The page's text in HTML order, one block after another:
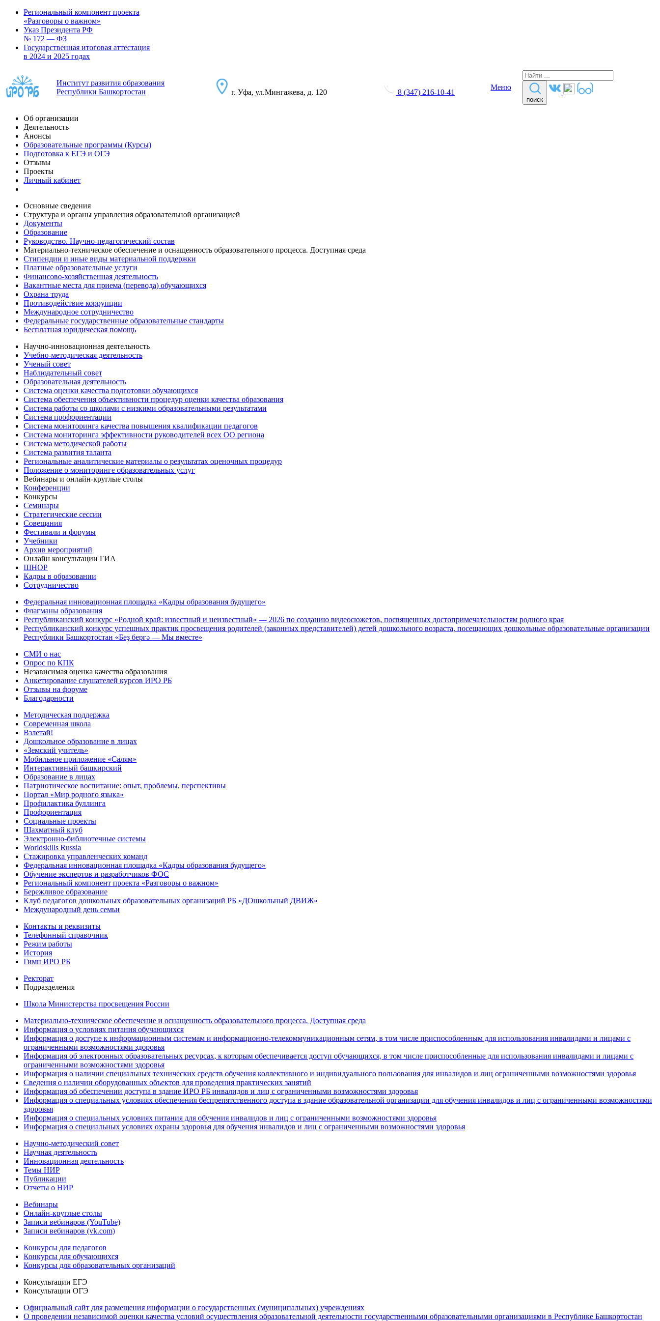
Региональный компонент проекта
«Разговоры о важном»
Указ Президента РФ
№ 172 — ФЗ
Государственная итоговая аттестация
в 2024 и 2025 годах
Институт развития образования
Республики Башкортостан
г. Уфа, ул.Мингажева, д. 120 8 (347) 216-10-41
Меню
поиск
Об организации
Деятельность
Анонсы
Образовательные программы (Курсы)
Подготовка к ЕГЭ и ОГЭ
Отзывы
Проекты
Личный кабинет
Основные сведения
Структура и органы управления образовательной организацией
Документы
Образование
Руководство. Научно-педагогический состав
Материально-техническое обеспечение и оснащенность образовательного процесса. Доступная среда
Стипендии и иные виды материальной поддержки
Платные образовательные услуги
Финансово-хозяйственная деятельность
Вакантные места для приема (перевода) обучающихся
Охрана труда
Противодействие коррупции
Международное сотрудничество
Федеральные государственные образовательные стандарты
Бесплатная юридическая помощь
Научно-инновационная деятельность
Учебно-методическая деятельность
Ученый совет
Наблюдательный совет
Образовательная деятельность
Система оценки качества подготовки обучающихся
Система обеспечения объективности процедур оценки качества образования
Система работы со школами с низкими образовательными результатами
Система профориентации
Система мониторинга качества повышения квалификации педагогов
Система мониторинга эффективности руководителей всех ОО региона
Система методической работы
Система развития таланта
Региональные аналитические материалы о результатах оценочных процедур
Положение о мониторинге образовательных услуг
Вебинары и онлайн-круглые столы
Конференции
Конкурсы
Семинары
Стратегические сессии
Совещания
Фестивали и форумы
Учебники
Архив мероприятий
Онлайн консультации ГИА
ШНОР
Кадры в образовании
Сотрудничество
Федеральная инновационная площадка «Кадры образования будущего»
Флагманы образования
Республиканский конкурс «Родной край: известный и неизвестный» — 2026 по созданию видеосюжетов, посвященных достопримечательностям родного края
Республиканский конкурс успешных практик просвещения родителей (законных представителей) детей дошкольного возраста, посещающих дошкольные образовательные организации
Республики Башкортостан «Беҙ бергә — Мы вместе»
СМИ о нас
Опрос по КПК
Независимая оценка качества образования
Анкетирование слушателей курсов ИРО РБ
Отзывы на форуме
Благодарности
Методическая поддержка
Современная школа
Взлетай!
Дошкольное образование в лицах
«Земский учитель»
Мобильное приложение «Салям»
Интерактивный башкирский
Образование в лицах
Патриотическое воспитание: опыт, проблемы, перспективы
Портал «Мир родного языка»
Профилактика буллинга
Профориентация
Социальные проекты
Шахматный клуб
Электронно-библиотечные системы
Worldskills Russia
Стажировка управленческих команд
Федеральная инновационная площадка «Кадры образования будущего»
Обучение экспертов и разработчиков ФОС
Региональный компонент проекта «Разговоры о важном»
Бережливое образование
Клуб педагогов дошкольных образовательных организаций РБ «ДОшкольный ДВИЖ»
Международный день семьи
Контакты и реквизиты
Телефонный справочник
Режим работы
История
Гимн ИРО РБ
Ректорат
Подразделения
Школа Министерства просвещения России
Материально-техническое обеспечение и оснащенность образовательного процесса. Доступная среда
Информация о условиях питания обучающихся
Информация о доступе к информационным системам и информационно-телекоммуникационным сетям, в том числе приспособленным для использования инвалидами и лицами с
ограниченными возможностями здоровья
Информация об электронных образовательных ресурсах, к которым обеспечивается доступ обучающихся, в том числе приспособленные для использования инвалидами и лицами с
ограниченными возможностями здоровья
Информация о наличии специальных технических средств обучения коллективного и индивидуального пользования для инвалидов и лиц ограниченными возможностями здоровья
Сведения о наличии оборудованных объектов для проведения практических занятий
Информация об обеспечении доступа в здание ИРО РБ инвалидов и лиц с ограниченными возможностями здоровья
Информация о специальных условиях обеспечения беспрепятственного доступа в здание образовательной организации для обучения инвалидов и лиц с ограниченными возможностями
здоровья
Информация о специальных условиях питания для обучения инвалидов и лиц с ограниченными возможностями здоровья
Информация о специальных условиях охраны здоровья для обучения инвалидов и лиц с ограниченными возможностями здоровья
Научно-методический совет
Научная деятельность
Инновационная деятельность
Темы НИР
Публикации
Отчеты о НИР
Вебинары
Онлайн-круглые столы
Записи вебинаров (YouTube)
Записи вебинаров (vk.com)
Конкурсы для педагогов
Конкурсы для обучающихся
Конкурсы для образовательных организаций
Консультации ЕГЭ
Консультации ОГЭ
Официальный сайт для размещения информации о государственных (муниципальных) учреждениях
О проведении независимой оценки качества условий осуществления образовательной деятельности государственными образовательными организациями в Республике Башкортостан